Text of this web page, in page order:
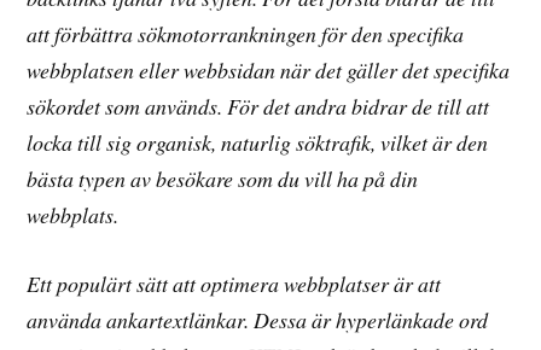
att förbättra sökmotorrankningen för den specifika
webbplatsen eller webbsidan när det gäller det specifika
sökordet som används. För det andra bidrar de till att
locka till sig organisk, naturlig söktrafik, vilket är den
bästa typen av besökare som du vill ha på din
webbplats.
Ett populärt sätt att optimera webbplatser är att
använda ankartextlänkar. Dessa är hyperlänkade ord